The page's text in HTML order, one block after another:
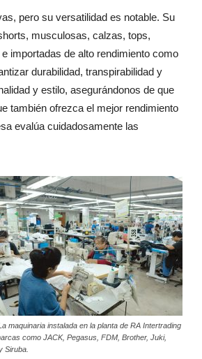
pero su versatilidad es notable. Su
musculosas, calzas, tops,
importadas de alto rendimiento como
durabilidad, transpirabilidad y
y estilo, asegurándonos de que
también ofrezca el mejor rendimiento
evalúa cuidadosamente las
maquinaria instalada en la planta de RA Intertrading
como JACK, Pegasus, FDM, Brother, Juki,
Siruba.